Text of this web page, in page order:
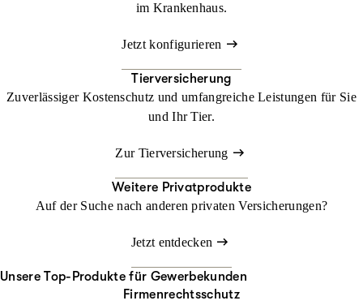
im Krankenhaus.
Jetzt konfigurieren
Tierversicherung
Zuverlässiger Kostenschutz und umfangreiche Leistungen für Sie
und Ihr Tier.
Zur Tierversicherung
Weitere Privatprodukte
Auf der Suche nach anderen privaten Versicherungen?
Jetzt entdecken
Unsere Top-Produkte für Gewerbekunden
Firmenrechtsschutz